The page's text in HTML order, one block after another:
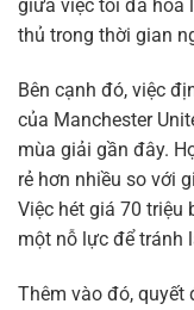
giữa việc tối đa hóa
thủ trong thời gian
Bên cạnh đó, việc
của Manchester
mùa giải gần đây.
rẻ hơn nhiều so với
Việc hét giá 70 triệu
một nỗ lực để tránh
Thêm vào đó, quyết